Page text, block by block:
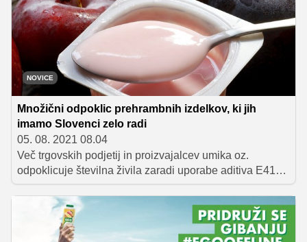
NOVICE
Množični odpoklic prehrambnih izdelkov, ki jih
imamo Slovenci zelo radi
05. 08. 2021 08.04
Več trgovskih podjetij in proizvajalcev umika oz.
odpoklicuje številna živila zaradi uporabe aditiva E410
gumi iz zrn rožičevca, v katerem je bila ugotovljena
prisotnost etilen oksida, so včeraj sporočili iz Zveze
potrošnikov Slovenije (ZPS). Če imate katero izmed živil
doma, ga ne uporabljajte, svetuje ZPS.